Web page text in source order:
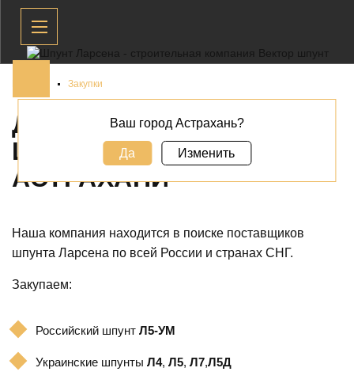
Закупки
ДЕМОНТАЖ И ВЫКУП
ШПУНТА ЛАРСЕНА В
АСТРАХАНИ
Наша компания находится в поиске поставщиков
шпунта Ларсена по всей России и странах СНГ.
Закупаем:
Российский шпунт Л5-УМ
Украинские шпунты Л4, Л5, Л7,Л5Д
Ваш город Астрахань?
Да Изменить